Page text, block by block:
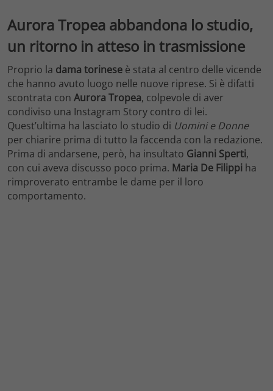
Aurora Tropea abbandona lo studio,
un ritorno in atteso in trasmissione
Proprio la dama torinese è stata al centro delle vicende
che hanno avuto luogo nelle nuove riprese. Si è difatti
scontrata con Aurora Tropea, colpevole di aver
condiviso una Instagram Story contro di lei.
Quest’ultima ha lasciato lo studio di Uomini e Donne
per chiarire prima di tutto la faccenda con la redazione.
Prima di andarsene, però, ha insultato Gianni Sperti,
con cui aveva discusso poco prima. Maria De Filippi ha
rimproverato entrambe le dame per il loro
comportamento.